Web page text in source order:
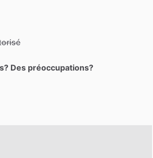
Des préoccupations?